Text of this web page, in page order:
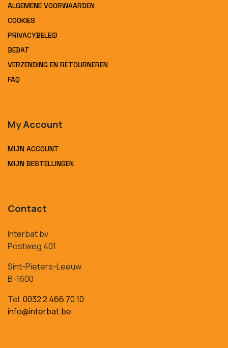
ALGEMENE VOORWAARDEN
COOKIES
PRIVACYBELEID
BEBAT
VERZENDING EN RETOURNEREN
FAQ
My Account
MIJN ACCOUNT
MIJN BESTELLINGEN
Contact
Interbat bv
Postweg 401
Sint-Pieters-Leeuw
B-1600
Tel.0032 2 466 70 10
info@interbat.be